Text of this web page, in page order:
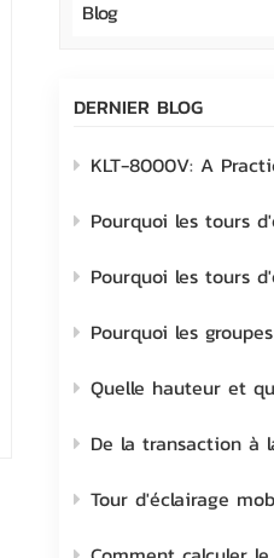
Blog
DERNIER BLOG
KLT-8000V: A Practical Mining Lighting
Pourquoi les tours d'éclairage mobiles Lehui sont
Pourquoi les tours d'éclairage mobiles
Pourquoi les groupes électrogènes mobiles pour tours
Quelle hauteur et quel flux lumineux choisir
De la transaction à la symbiose : comment
Tour d'éclairage mobile traditionnelle à